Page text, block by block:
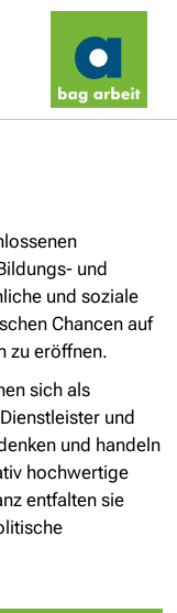
und
und soziale
Chancen auf
zu eröffnen.
sich als
und
und handeln
hochwertige
entfalten sie